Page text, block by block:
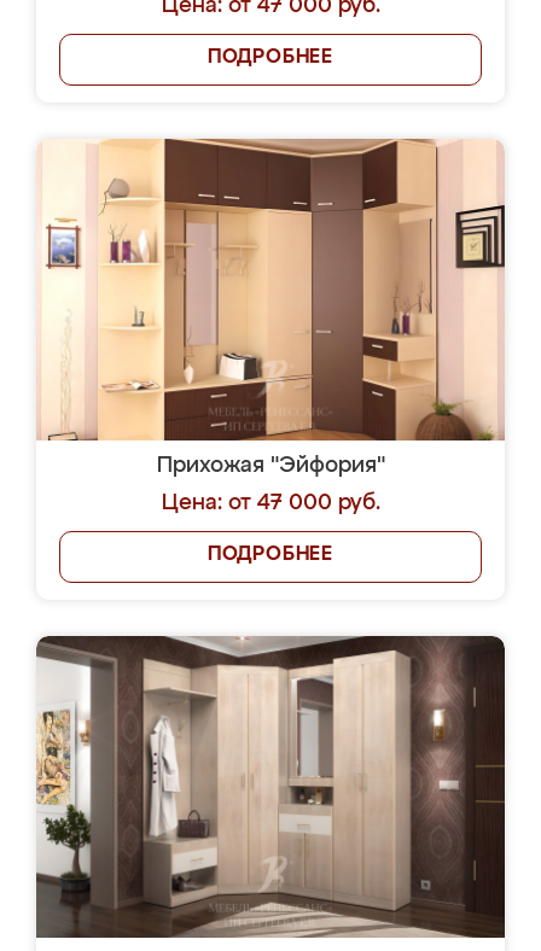
Цена: от 47 000 руб.
ПОДРОБНЕЕ
Прихожая "Эйфория"
Цена: от 47 000 руб.
ПОДРОБНЕЕ